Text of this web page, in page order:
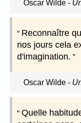
Oscar Wilde-
Reconnaître
nos jours cela
d'imagination.
Oscar Wilde-
Quelle